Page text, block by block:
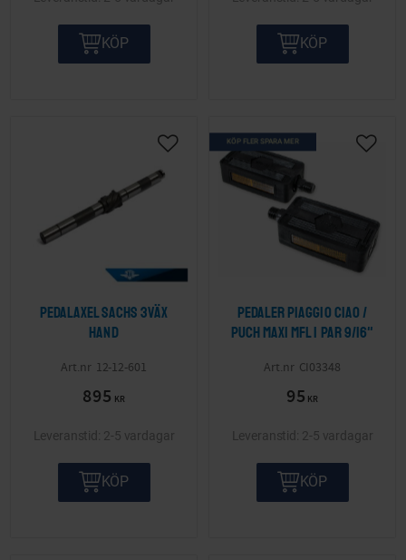
KÖP KÖP
Pedalaxel Sachs 3väx
hand
12-12-601
895 KR
Lägg till i önskelista
2-5 vardagar
KÖP
Pedaler Piaggio Ciao /
Puch Maxi mfl 1 par 9/16"
CI03348
95 KR
KÖP FLER SPARA MER
Lägg
2-5 vardagar
KÖP